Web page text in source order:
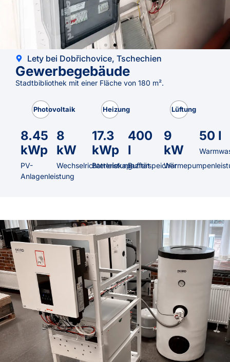
Lety bei Dobřichovice, Tschechien
Gewerbegebäude
Stadtbibliothek mit einer Fläche von 180 m².
Photovoltaik Heizung Lüftung
8.45
kWp
PV-
Anlagenleistung
8
kW
Wechselrichterleistung
17.3
kWp
Batteriekapazität
400
l
Pufferspeicher
9
kW
50 l